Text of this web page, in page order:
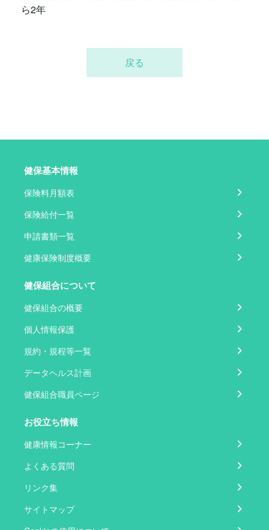
ら2年
戻る
健保基本情報
保険料月額表
保険給付一覧
申請書類一覧
健康保険制度概要
健保組合について
健保組合の概要
個人情報保護
規約・規程等一覧
データヘルス計画
健保組合職員ページ
お役立ち情報
健康情報コーナー
よくある質問
リンク集
サイトマップ